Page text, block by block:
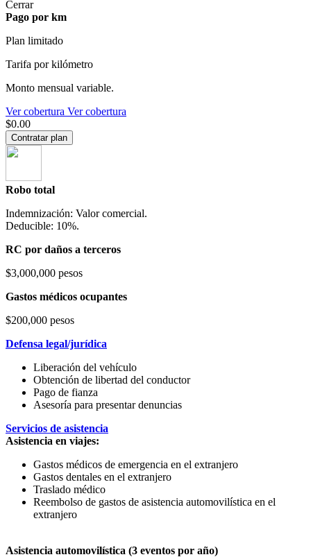
Cerrar
Pago por km
Plan limitado
Tarifa por kilómetro
Monto mensual variable.
Ver cobertura Ver cobertura
$0.00
Contratar plan
Robo total
Indemnización: Valor comercial.
Deducible: 10%.
RC por daños a terceros
$3,000,000 pesos
Gastos médicos ocupantes
$200,000 pesos
Defensa legal/jurídica
Liberación del vehículo
Obtención de libertad del conductor
Pago de fianza
Asesoría para presentar denuncias
Servicios de asistencia
Asistencia en viajes:
Gastos médicos de emergencia en el extranjero
Gastos dentales en el extranjero
Traslado médico
Reembolso de gastos de asistencia automovilística en el
extranjero
Asistencia automovilística (3 eventos por año)